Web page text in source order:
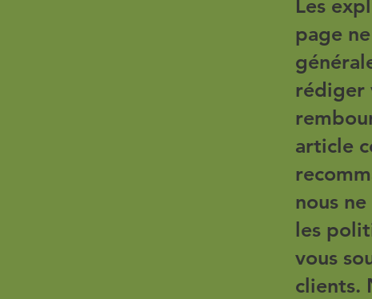
Les
page
rédiger
article
nous
les
vous
clients.